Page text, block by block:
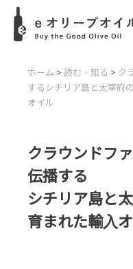
ホーム > 読む・知る > ク
するシチリア島と太宰府
オイル
クラウンドフ
伝播する
シチリア島と
育まれた輸入